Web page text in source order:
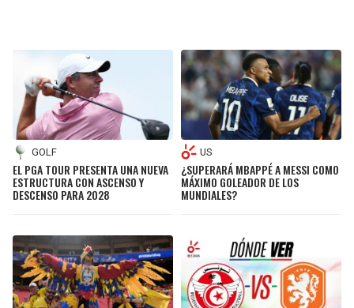
GOLF
EL PGA TOUR PRESENTA UNA NUEVA
ESTRUCTURA CON ASCENSO Y
DESCENSO PARA 2028
US
¿SUPERARÁ MBAPPÉ A MESSI COMO
MÁXIMO GOLEADOR DE LOS
MUNDIALES?